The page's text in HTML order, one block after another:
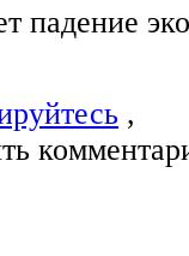
падение
,